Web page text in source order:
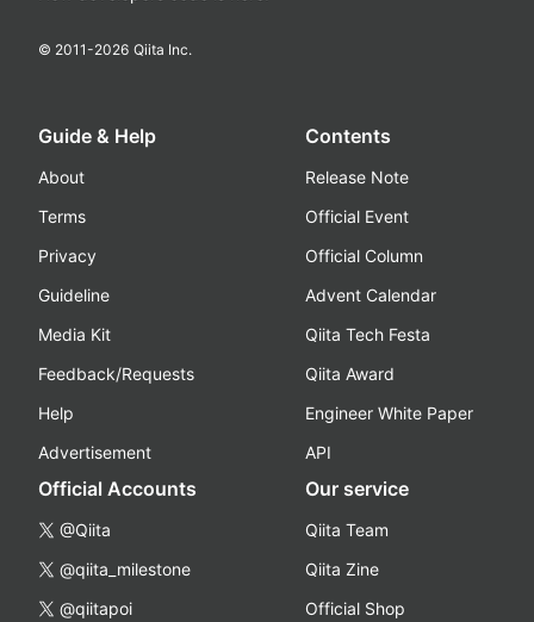
© 2011-2026 Qiita Inc.
Guide & Help
About
Terms
Privacy
Guideline
Media Kit
Feedback/Requests
Help
Advertisement
Contents
Release Note
Official Event
Official Column
Advent Calendar
Qiita Tech Festa
Qiita Award
Engineer White Paper
API
Official Accounts
@Qiita
@qiita_milestone
@qiitapoi
Our service
Qiita Team
Qiita Zine
Official Shop